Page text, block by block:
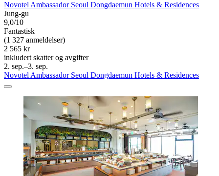
Novotel Ambassador Seoul Dongdaemun Hotels & Residences
Jung-gu
9,0/10
Fantastisk
(1 327 anmeldelser)
2 565 kr
inkludert skatter og avgifter
2. sep.–3. sep.
Novotel Ambassador Seoul Dongdaemun Hotels & Residences